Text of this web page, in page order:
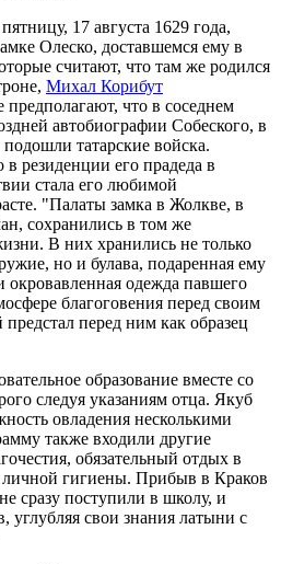
17 августа 1629 года,
Олеско, доставшемся ему в
считают, что там же родился
Михал Корибут
предполагают, что в соседнем
автобиографии Собеского, в
татарские войска.
резиденции его прадеда в
стала его любимой
"Палаты замка в Жолкве, в
сохранились в том же
В них хранились не только
но и булава, подаренная ему
одежда павшего
благоговения перед своим
перед ним как образец
образование вместе со
следуя указаниям отца. Якуб
овладения несколькими
также входили другие
обязательный отдых в
личной гигиены. Прибыв в Краков
сразу поступили в школу, и
углубляя свои знания латыни с